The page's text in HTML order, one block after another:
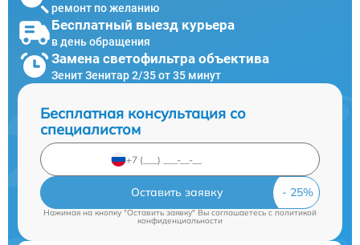
ремонт по желанию
Бесплатный выезд курьера
в день обращения
Замена светофильтра объектива
Зенит Зенитар 2/35 от 35 минут
Бесплатная консультация со
специалистом
Оставить заявку
Нажимая на кнопку "Оставить заявку" Вы соглашаетесь cполитикой
конфиденциальности